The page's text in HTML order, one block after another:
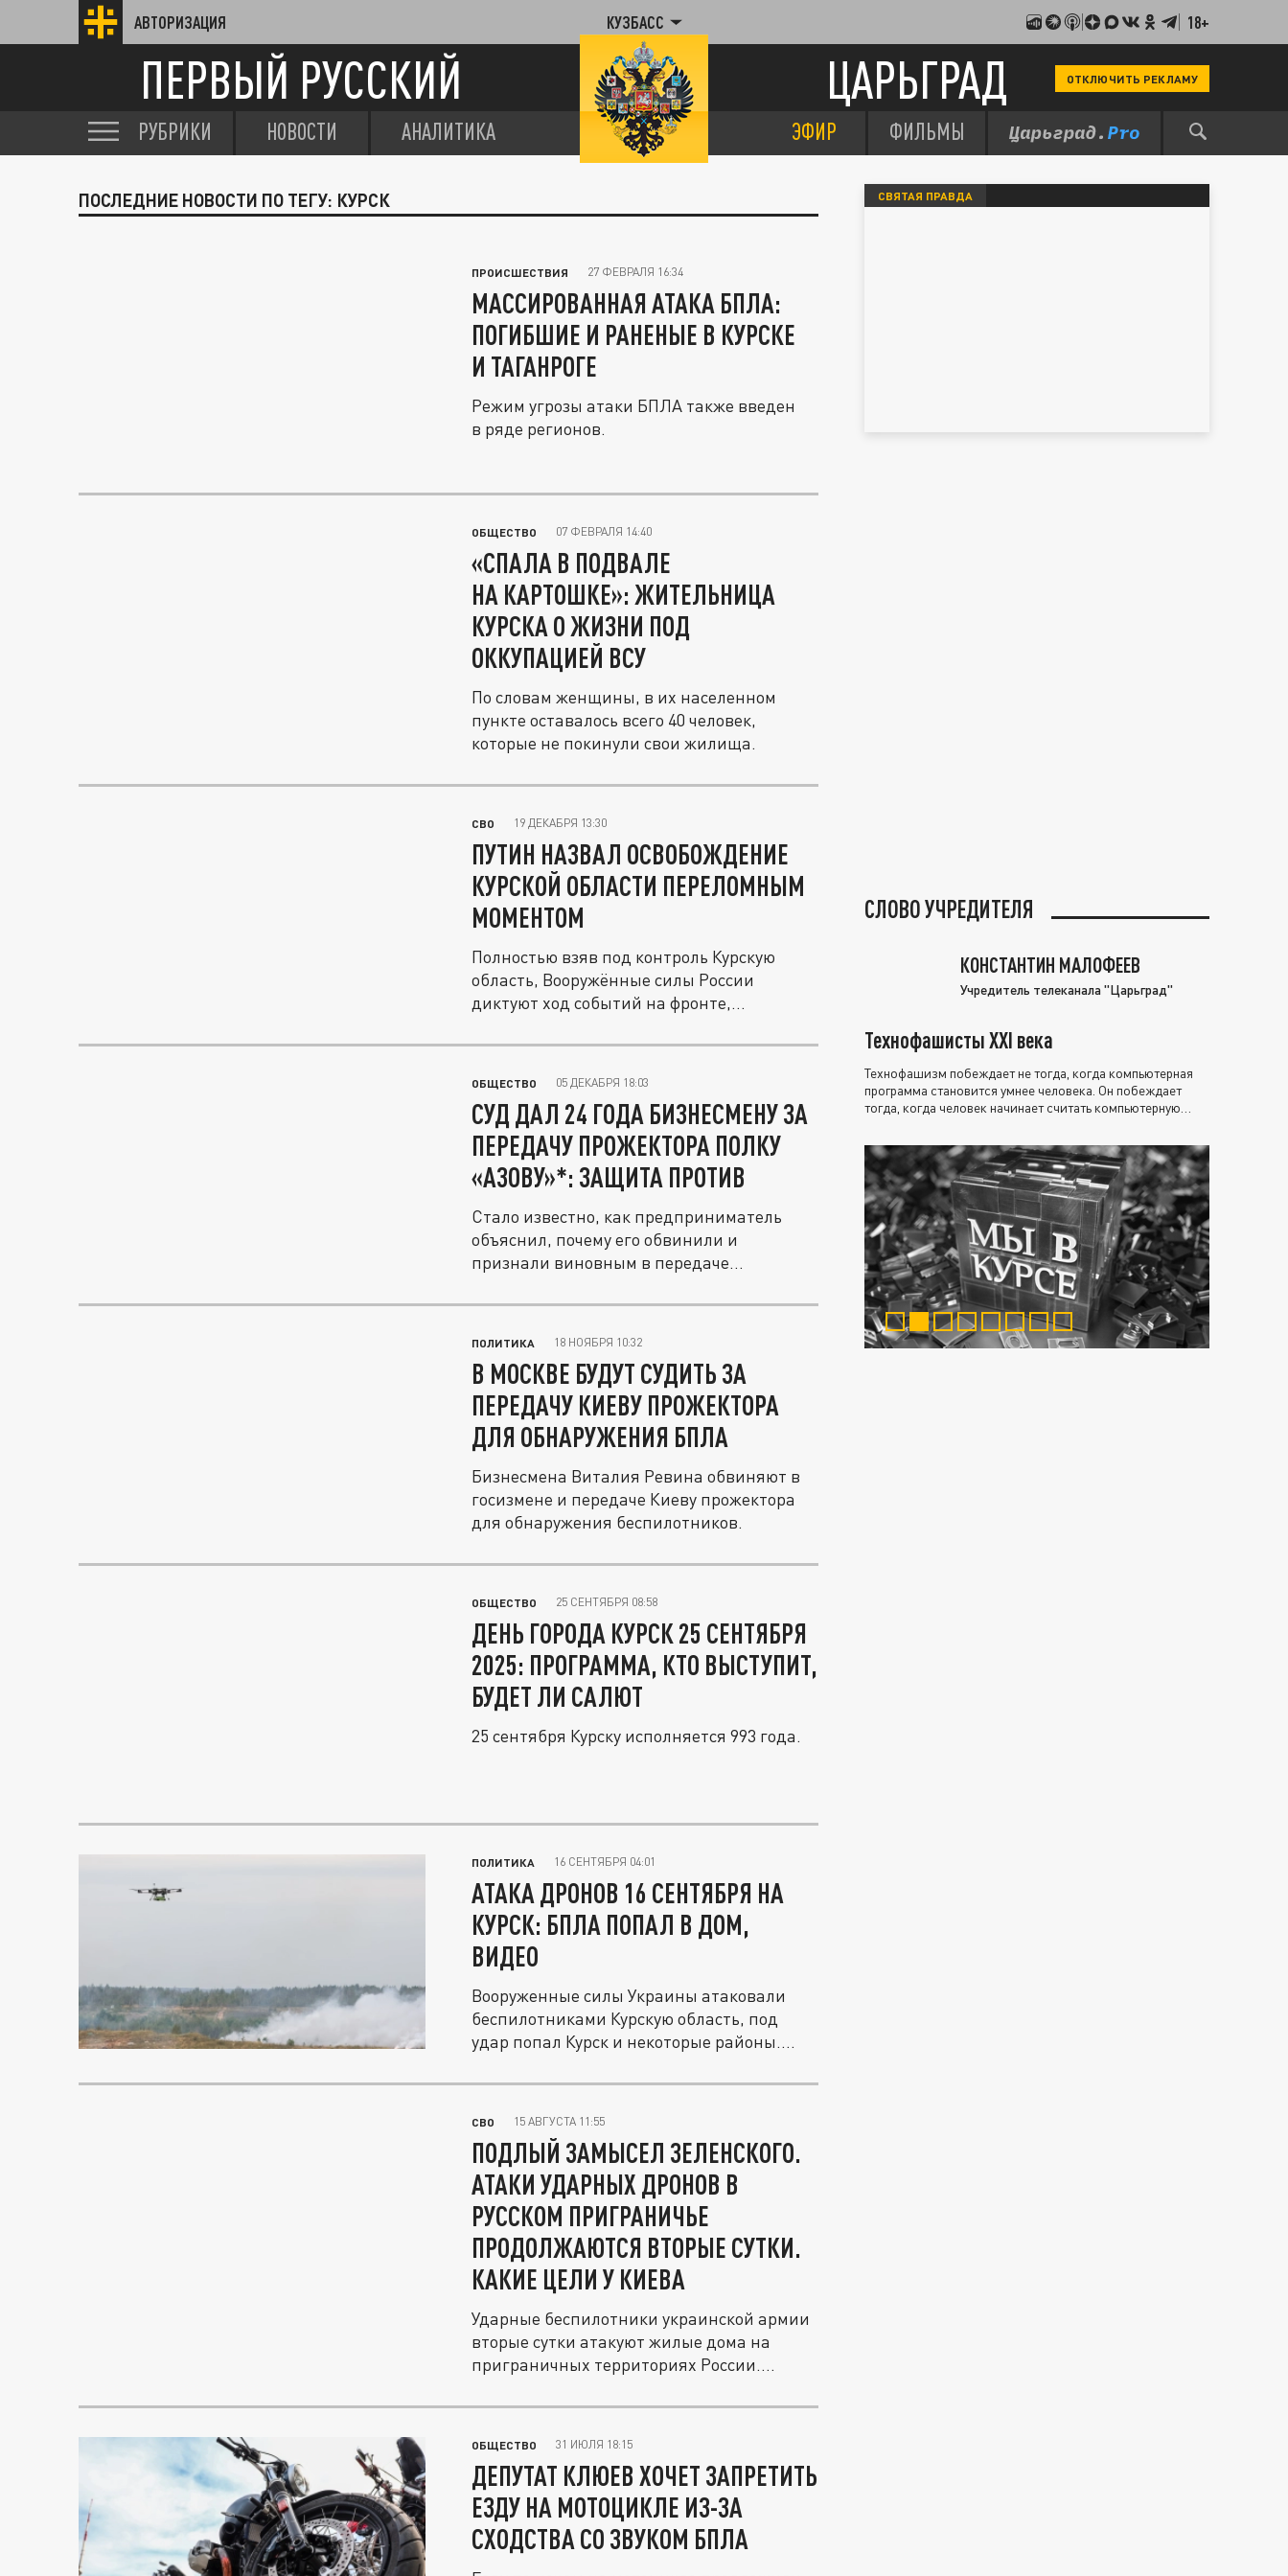
АВТОРИЗАЦИЯ КУЗБАСС 18+
ПЕРВЫЙ РУССКИЙ ЦАРЬГРАД ОТКЛЮЧИТЬ РЕКЛАМУ
РУБРИКИ НОВОСТИ АНАЛИТИКА ЭФИР ФИЛЬМЫ
ПОСЛЕДНИЕ НОВОСТИ ПО ТЕГУ: КУРСК
ПРОИСШЕСТВИЯ 27 ФЕВРАЛЯ 16:34
МАССИРОВАННАЯ АТАКА БПЛА:
ПОГИБШИЕ И РАНЕНЫЕ В КУРСКЕ
И ТАГАНРОГЕ
Режим угрозы атаки БПЛА также введен
в ряде регионов.
ОБЩЕСТВО 07 ФЕВРАЛЯ 14:40
«СПАЛА В ПОДВАЛЕ
НА КАРТОШКЕ»: ЖИТЕЛЬНИЦА
КУРСКА О ЖИЗНИ ПОД
ОККУПАЦИЕЙ ВСУ
По словам женщины, в их населенном
пункте оставалось всего 40 человек,
которые не покинули свои жилища.
СВО 19 ДЕКАБРЯ 13:30
ПУТИН НАЗВАЛ ОСВОБОЖДЕНИЕ
КУРСКОЙ ОБЛАСТИ ПЕРЕЛОМНЫМ
МОМЕНТОМ
Полностью взяв под контроль Курскую
область, Вооружённые силы России
диктуют ход событий на фронте,
ОБЩЕСТВО 05 ДЕКАБРЯ 18:03
СУД ДАЛ 24 ГОДА БИЗНЕСМЕНУ ЗА
ПЕРЕДАЧУ ПРОЖЕКТОРА ПОЛКУ
«АЗОВУ»*: ЗАЩИТА ПРОТИВ
Стало известно, как предприниматель
объяснил, почему его обвинили и
признали виновным в передаче
ПОЛИТИКА 18 НОЯБРЯ 10:32
В МОСКВЕ БУДУТ СУДИТЬ ЗА
ПЕРЕДАЧУ КИЕВУ ПРОЖЕКТОРА
ДЛЯ ОБНАРУЖЕНИЯ БПЛА
Бизнесмена Виталия Ревина обвиняют в
госизмене и передаче Киеву прожектора
для обнаружения беспилотников.
ОБЩЕСТВО 25 СЕНТЯБРЯ 08:58
ДЕНЬ ГОРОДА КУРСК 25 СЕНТЯБРЯ
2025: ПРОГРАММА, КТО ВЫСТУПИТ,
БУДЕТ ЛИ САЛЮТ
25 сентября Курску исполняется 993 года.
ПОЛИТИКА 16 СЕНТЯБРЯ 04:01
АТАКА ДРОНОВ 16 СЕНТЯБРЯ НА
КУРСК: БПЛА ПОПАЛ В ДОМ,
ВИДЕО
Вооруженные силы Украины атаковали
беспилотниками Курскую область, под
удар попал Курск и некоторые районы....
СВО 15 АВГУСТА 11:55
ПОДЛЫЙ ЗАМЫСЕЛ ЗЕЛЕНСКОГО.
АТАКИ УДАРНЫХ ДРОНОВ В
РУССКОМ ПРИГРАНИЧЬЕ
ПРОДОЛЖАЮТСЯ ВТОРЫЕ СУТКИ.
КАКИЕ ЦЕЛИ У КИЕВА
Ударные беспилотники украинской армии
вторые сутки атакуют жилые дома на
приграничных территориях России....
ОБЩЕСТВО 31 ИЮЛЯ 18:15
ДЕПУТАТ КЛЮЕВ ХОЧЕТ ЗАПРЕТИТЬ
ЕЗДУ НА МОТОЦИКЛЕ ИЗ-ЗА
СХОДСТВА СО ЗВУКОМ БПЛА
СВЯТАЯ ПРАВДА
СЛОВО УЧРЕДИТЕЛЯ
КОНСТАНТИН МАЛОФЕЕВ
Учредитель телеканала "Царьград"
Технофашисты XXI века
Технофашизм побеждает не тогда, когда компьютерная
программа становится умнее человека. Он побеждает
тогда, когда человек начинает считать компьютерную